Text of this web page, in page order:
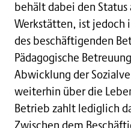
behält dabei den
Werkstätten, ist jedoch
des beschäftigenden
Pädagogische
Abwicklung der
weiterhin über die
Betrieb zahlt lediglich